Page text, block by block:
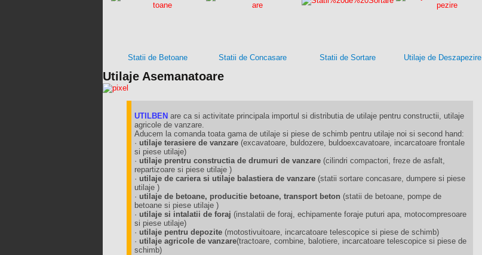
Statii de Betoane Statii de Concasare Statii de Sortare Utilaje de Deszapezire
Utilaje Asemanatoare
UTILBEN are ca si activitate principala importul si distributia de utilaje pentru constructii, utilaje
agricole de vanzare.
Aducem la comanda toata gama de utilaje si piese de schimb pentru utilaje noi si second hand:
· utilaje terasiere de vanzare (excavatoare, buldozere, buldoexcavatoare, incarcatoare frontale
si piese utilaje)
· utilaje prentru constructia de drumuri de vanzare (cilindri compactori, freze de asfalt,
repartizoare si piese utilaje )
· utilaje de cariera si utilaje balastiera de vanzare (statii sortare concasare, dumpere si piese
utilaje )
· utilaje de betoane, producitie betoane, transport beton (statii de betoane, pompe de
betoane si piese utilaje )
· utilaje si intalatii de foraj (instalatii de foraj, echipamente foraje puturi apa, motocompresoare
si piese utilaje)
· utilaje pentru depozite (motostivuitoare, incarcatoare telescopice si piese de schimb)
· utilaje agricole de vanzare(tractoare, combine, balotiere, incarcatoare telescopice si piese de
schimb)